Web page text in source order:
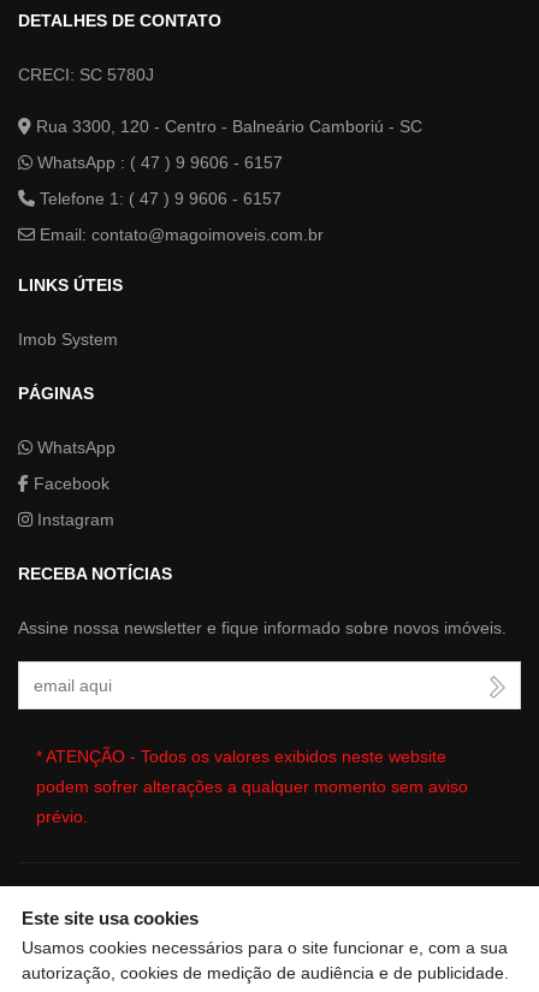
DETALHES DE CONTATO
CRECI: SC 5780J
Rua 3300, 120 - Centro - Balneário Camboriú - SC
WhatsApp : ( 47 ) 9 9606 - 6157
Telefone 1: ( 47 ) 9 9606 - 6157
Email: contato@magoimoveis.com.br
LINKS ÚTEIS
Imob System
PÁGINAS
WhatsApp
Facebook
Instagram
RECEBA NOTÍCIAS
Assine nossa newsletter e fique informado sobre novos imóveis.
* ATENÇÃO - Todos os valores exibidos neste website
podem sofrer alterações a qualquer momento sem aviso
prévio.
🔒| Copyright © 2026 - Website gerado por
de Gestão Imobiliária |Política de Privacidade e Cookies|
Preferências de cookies|Meus dados
Este site usa cookies
Usamos cookies necessários para o site funcionar e, com a sua
autorização, cookies de medição de audiência e de publicidade.